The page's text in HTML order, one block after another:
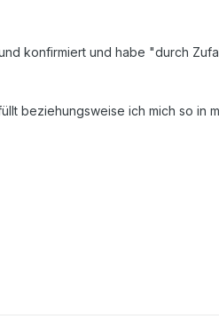
konfirmiert und habe "durch
beziehungsweise ich mich so in